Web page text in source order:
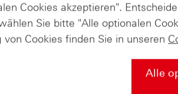
Corp.
in die Welt der
Cookies akzeptieren".
Sie bitte "Alle optionalen
Cookies finden Sie in unseren
Alle